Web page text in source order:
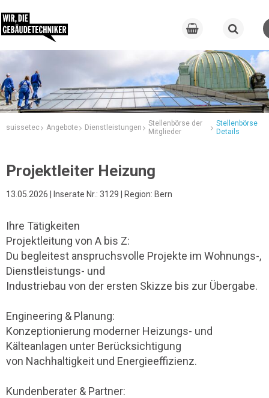
suissetec Angebote Dienstleistungen
Stellenbörse der
Mitglieder
Stellenbörse
Details
Projektleiter Heizung
13.05.2026 | Inserate Nr.: 3129 | Region: Bern
Ihre Tätigkeiten
Projektleitung von A bis Z:
Du begleitest anspruchsvolle Projekte im Wohnungs-,
Dienstleistungs- und
Industriebau von der ersten Skizze bis zur Übergabe.
Engineering & Planung:
Konzeptionierung moderner Heizungs- und
Kälteanlagen unter Berücksichtigung
von Nachhaltigkeit und Energieeffizienz.
Kundenberater & Partner: